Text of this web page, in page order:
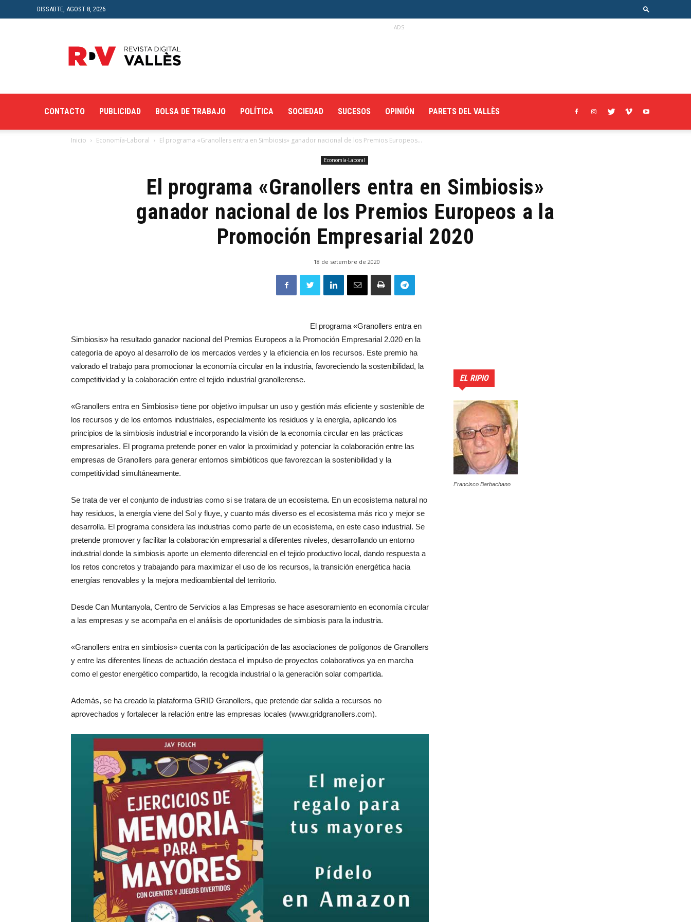
DISSABTE, AGOST 8, 2026
Digital
del
ADS
CONTACTO PUBLICIDAD BOLSA DE TRABAJO POLÍTICA SOCIEDAD SUCESOS OPINIÓN PARETS DEL VALLÈS
Inicio Economía-Laboral El programa «Granollers entra en Simbiosis» ganador nacional de los Premios Europeos...
Economía-Laboral
El programa «Granollers entra en Simbiosis»
ganador nacional de los Premios Europeos a la
Promoción Empresarial 2020
18 de setembre de 2020
El programa «Granollers entra en
Simbiosis» ha resultado ganador nacional del Premios Europeos a la Promoción Empresarial 2.020 en la
categoría de apoyo al desarrollo de los mercados verdes y la eficiencia en los recursos. Este premio ha
valorado el trabajo para promocionar la economía circular en la industria, favoreciendo la sostenibilidad, la
competitividad y la colaboración entre el tejido industrial granollerense.
«Granollers entra en Simbiosis» tiene por objetivo impulsar un uso y gestión más eficiente y sostenible de
los recursos y de los entornos industriales, especialmente los residuos y la energía, aplicando los
principios de la simbiosis industrial e incorporando la visión de la economía circular en las prácticas
empresariales. El programa pretende poner en valor la proximidad y potenciar la colaboración entre las
empresas de Granollers para generar entornos simbióticos que favorezcan la sostenibilidad y la
competitividad simultáneamente.
Se trata de ver el conjunto de industrias como si se tratara de un ecosistema. En un ecosistema natural no
hay residuos, la energía viene del Sol y fluye, y cuanto más diverso es el ecosistema más rico y mejor se
desarrolla. El programa considera las industrias como parte de un ecosistema, en este caso industrial. Se
pretende promover y facilitar la colaboración empresarial a diferentes niveles, desarrollando un entorno
industrial donde la simbiosis aporte un elemento diferencial en el tejido productivo local, dando respuesta a
los retos concretos y trabajando para maximizar el uso de los recursos, la transición energética hacia
energías renovables y la mejora medioambiental del territorio.
Desde Can Muntanyola, Centro de Servicios a las Empresas se hace asesoramiento en economía circular
a las empresas y se acompaña en el análisis de oportunidades de simbiosis para la industria.
«Granollers entra en simbiosis» cuenta con la participación de las asociaciones de polígonos de Granollers
y entre las diferentes líneas de actuación destaca el impulso de proyectos colaborativos ya en marcha
como el gestor energético compartido, la recogida industrial o la generación solar compartida.
Además, se ha creado la plataforma GRID Granollers, que pretende dar salida a recursos no
aprovechados y fortalecer la relación entre las empresas locales (www.gridgranollers.com).
EL RIPIO
Francisco Barbachano